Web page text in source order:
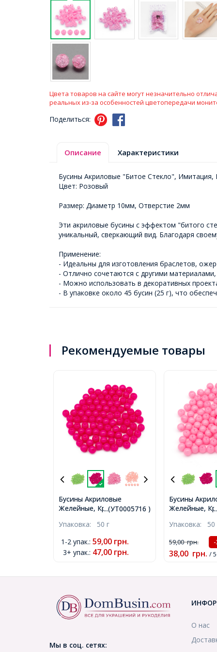
Цвета товаров на сайте могут незначительно
реальных из-за особенностей цветопередачи
Поделиться:
Описание Характеристики
Бусины Акриловые "Битое Стекло", Имитация,
Цвет: Розовый
Размер: Диаметр 10мм, Отверстие 2мм
Эти акриловые бусины с эффектом "битого
уникальный, сверкающий вид. Благодаря
Применение:
- Идеальны для изготовления браслетов,
- Отлично сочетаются с другими
- Можно использовать в декоративных
- В упаковке около 45 бусин (25 г), что
Рекомендуемые товары
...(УТ0005716 )
Бусины Акриловые
Желейные, Круглые, Цвет:
Диаметр: 10мм, Отв-тие
(УТ0005716)
Упаковка: 50 г
1-2 упак.: 59,00 грн.
3+ упак.: 47,00 грн.
Бусины
Желейные,
2мм, около
(УТ0005720)
Упаковка: 50
59,00грн.
38,00 грн. /
Мы в соц. сетях:
О нас